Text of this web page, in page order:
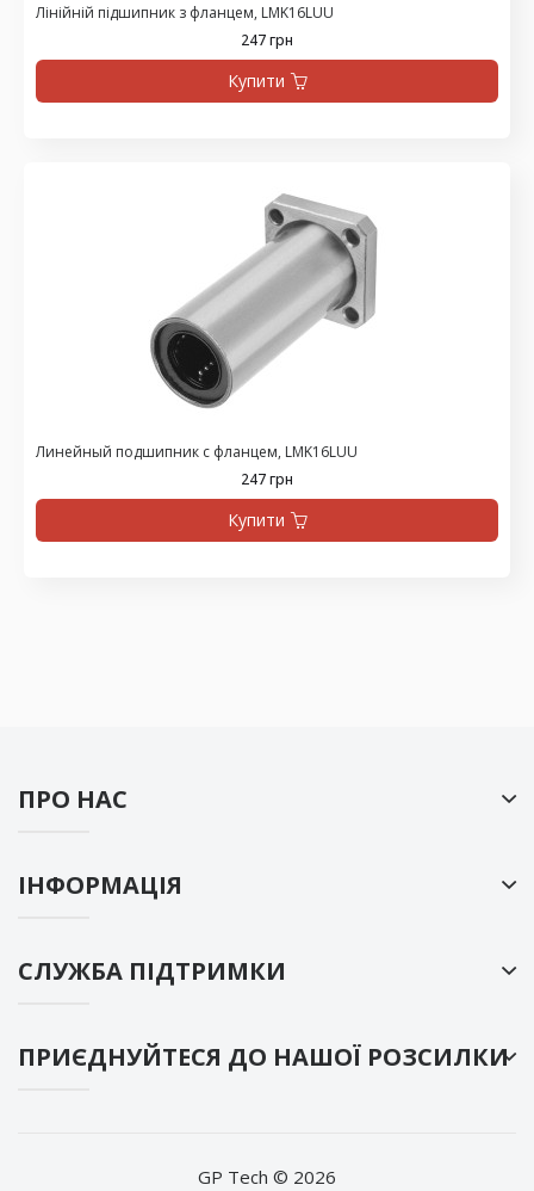
Лінійній підшипник з фланцем, LMK16LUU
247 грн
Купити
Линейный подшипник с фланцем, LMK16LUU
247 грн
Купити
ПРО НАС
ІНФОРМАЦІЯ
СЛУЖБА ПІДТРИМКИ
ПРИЄДНУЙТЕСЯ ДО НАШОЇ РОЗСИЛКИ
GP Tech © 2026